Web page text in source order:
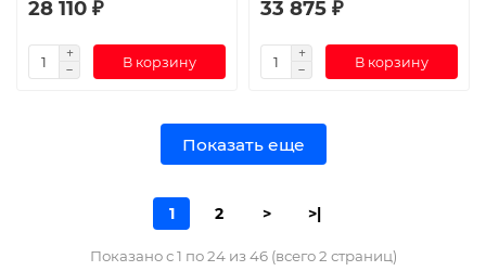
28 110 ₽
В корзину
33 875 ₽
В корзину
Показать еще
1 2 > >|
Показано с 1 по 24 из 46 (всего 2 страниц)